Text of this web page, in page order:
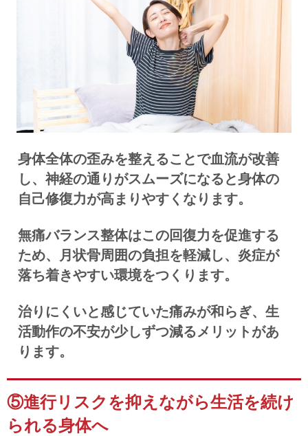
身体全体の歪みを整えることで血流が改善
し、神経の通りがスムーズになると身体の
自己修復力が高まりやすくなります。
無痛バランス整体はこの回復力を促進する
ため、月状骨周囲の負担を軽減し、炎症が
落ち着きやすい環境をつくります。
治りにくいと感じていた痛みが和らぎ、生
活動作の不安が少しずつ減るメリットがあ
ります。
⑤進行リスクを抑えながら生活を続け
られる身体へ